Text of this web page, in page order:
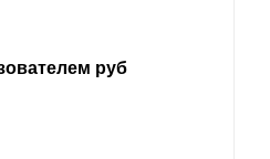
руб